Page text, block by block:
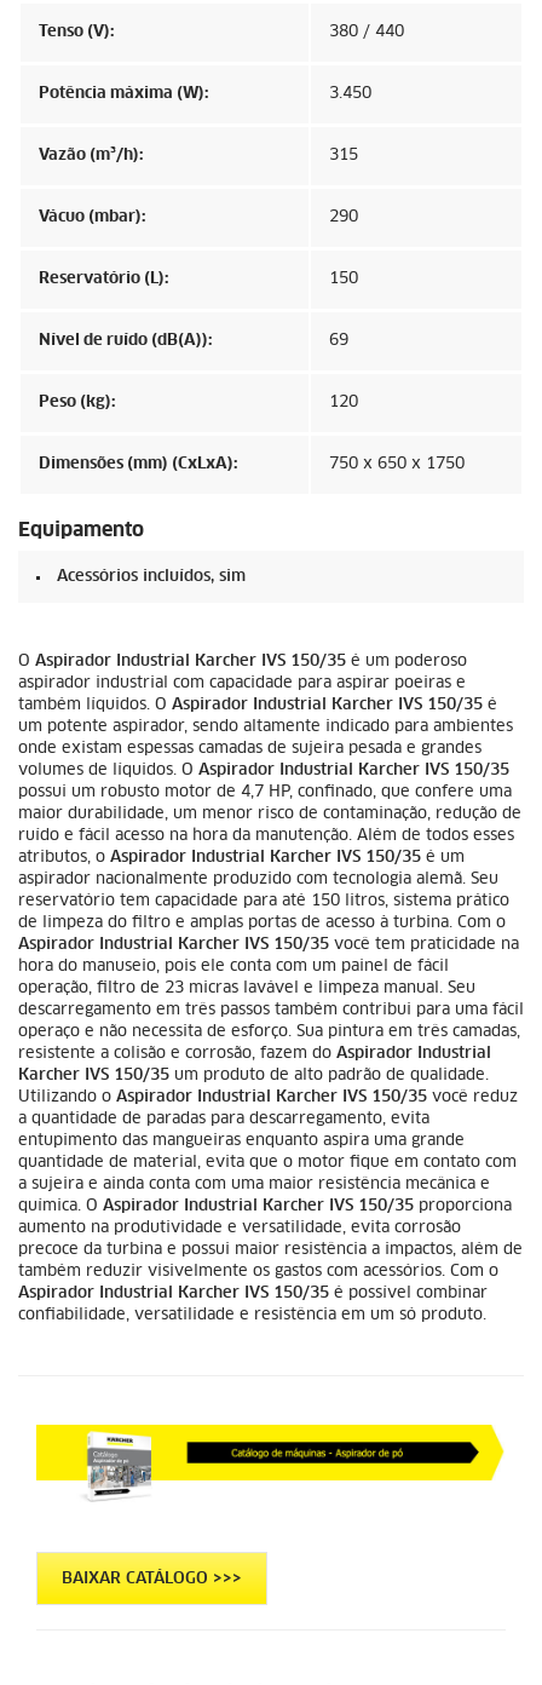
Tenso (V): 380 / 440
Potência máxima (W): 3.450
Vazão (m³/h): 315
Vácuo (mbar): 290
Reservatório (L): 150
Nível de ruído (dB(A)): 69
Peso (kg): 120
Dimensões (mm) (CxLxA): 750 x 650 x 1750
Equipamento
Acessórios incluídos, sim
O Aspirador Industrial Karcher IVS 150/35 é um poderoso
aspirador industrial com capacidade para aspirar poeiras e
também líquidos. O Aspirador Industrial Karcher IVS 150/35 é
um potente aspirador, sendo altamente indicado para ambientes
onde existam espessas camadas de sujeira pesada e grandes
volumes de líquidos. O Aspirador Industrial Karcher IVS 150/35
possui um robusto motor de 4,7 HP, confinado, que confere uma
maior durabilidade, um menor risco de contaminação, redução de
ruído e fácil acesso na hora da manutenção. Além de todos esses
atributos, o Aspirador Industrial Karcher IVS 150/35 é um
aspirador nacionalmente produzido com tecnologia alemã. Seu
reservatório tem capacidade para até 150 litros, sistema prático
de limpeza do filtro e amplas portas de acesso à turbina. Com o
Aspirador Industrial Karcher IVS 150/35 você tem praticidade na
hora do manuseio, pois ele conta com um painel de fácil
operação, filtro de 23 micras lavável e limpeza manual. Seu
descarregamento em três passos também contribui para uma fácil
operaço e não necessita de esforço. Sua pintura em três camadas,
resistente a colisão e corrosão, fazem do Aspirador Industrial
Karcher IVS 150/35 um produto de alto padrão de qualidade.
Utilizando o Aspirador Industrial Karcher IVS 150/35 você reduz
a quantidade de paradas para descarregamento, evita
entupimento das mangueiras enquanto aspira uma grande
quantidade de material, evita que o motor fique em contato com
a sujeira e ainda conta com uma maior resistência mecânica e
química. O Aspirador Industrial Karcher IVS 150/35 proporciona
aumento na produtividade e versatilidade, evita corrosão
precoce da turbina e possui maior resistência a impactos, além de
também reduzir visivelmente os gastos com acessórios. Com o
Aspirador Industrial Karcher IVS 150/35 é possível combinar
confiabilidade, versatilidade e resistência em um só produto.
BAIXAR CATÁLOGO >>>